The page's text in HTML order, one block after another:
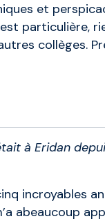
et
particulière,
collèges.
à Eridan
incroyables
abeaucoup